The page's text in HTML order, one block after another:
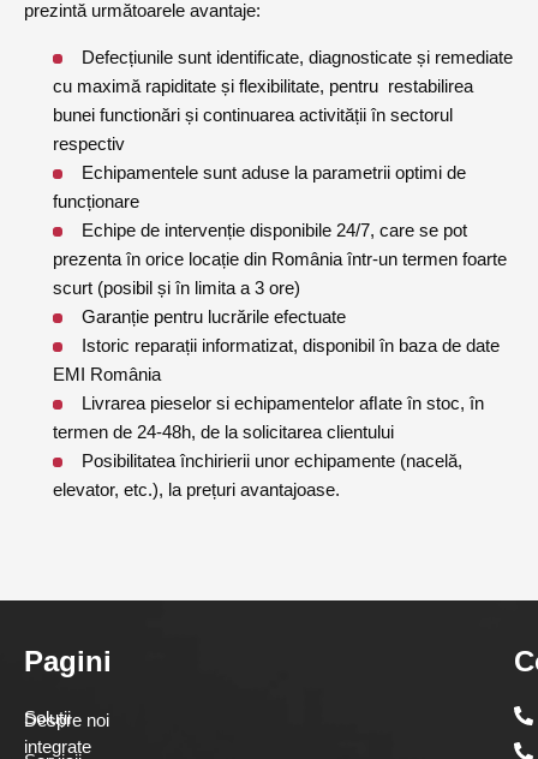
prezintă următoarele avantaje:
Defecțiunile sunt identificate, diagnosticate și remediate
cu maximă rapiditate și flexibilitate, pentru restabilirea
bunei functionări și continuarea activității în sectorul
respectiv
Echipamentele sunt aduse la parametrii optimi de
funcționare
Echipe de intervenție disponibile 24/7, care se pot
prezenta în orice locație din România într-un termen foarte
scurt (posibil și în limita a 3 ore)
Garanție pentru lucrările efectuate
Istoric reparații informatizat, disponibil în baza de date
EMI România
Livrarea pieselor si echipamentelor aﬂate în stoc, în
termen de 24-48h, de la solicitarea clientului
Posibilitatea închirierii unor echipamente (nacelă,
elevator, etc.), la prețuri avantajoase.
Soluții
integrate
Pagini
Despre noi